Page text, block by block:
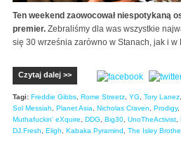
Ten weekend zaowocował niespotykaną
premier. Zebraliśmy dla was wszystkie
się 30 września zarówno w Stanach, jak i w
Czytaj dalej >>
Tagi: Freddie Gibbs Rome Streetz YG Tory Lanez
Sol Messiah
Planet Asia Nicholas Craven Prodigy,
Muthafuckin' eXquire
DDG Big30 UnoTheActivist
DJ.Fresh
Eligh Kabaka Pyramind The Isley